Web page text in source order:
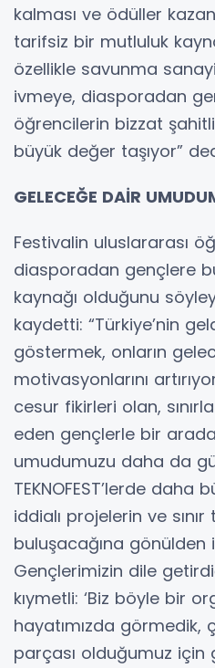
kalması ve ödüller
tarifsiz bir mutluluk
özellikle savunma
ivmeye, diasporadan
öğrencilerin bizzat
büyük değer taşıyor”
GELECEĞE DAİR
Festivalin uluslararası
diasporadan gençlere
kaynağı olduğunu
kaydetti: “Türkiye’nin
göstermek, onların
motivasyonlarını
cesur fikirleri olan,
eden gençlerle bir
umudumuzu daha da
TEKNOFEST’lerde
iddialı projelerin ve
buluşacağına gönülden
Gençlerimizin dile
kıymetli: ‘Biz böyle bir
hayatımızda görmedik,
parçası olduğumuz için